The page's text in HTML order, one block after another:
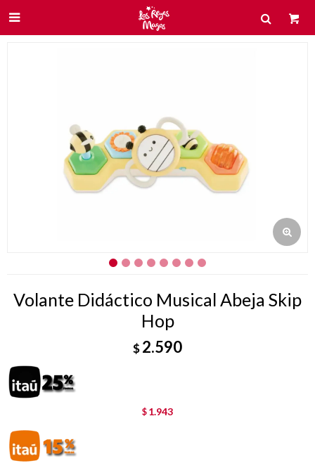

Volante Didáctico Musical Abeja Skip
Hop
$2.590
$ 1.943